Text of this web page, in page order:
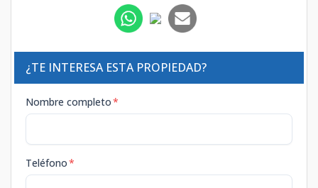
¿TE INTERESA ESTA PROPIEDAD?
Nombre completo*
Teléfono*